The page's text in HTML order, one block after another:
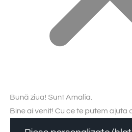
Bună ziua! Sunt Amalia.
Bine ai venit! Cu ce te putem ajuta